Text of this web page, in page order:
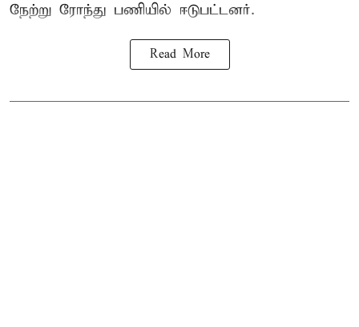
நேற்று ரோந்து பணியில் ஈடுபட்டனர்.
Read More